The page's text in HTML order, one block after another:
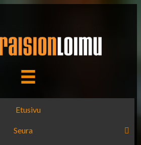
Etusivu
Seura